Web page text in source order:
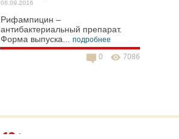
08.09.2016
Рифампицин –
антибактериальный препарат.
Форма выпуска... подробнее
7086
0